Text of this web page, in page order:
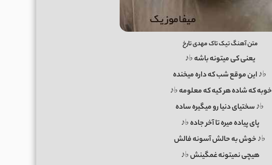
متن آهنگ تیک تاک مهدی تارخ
یعنی کی میتونه باشه ♭♪
♭♪ این موقع شب که داره میخنده
خوبه که شاده هر کیه که معلومه ♭♪
♭♪ سختیای دنیا رو میگیره ساده
پای پیاده میره تا آخر جاده ♭♪
♭♪ خوش به حالش آسونه فالش
هیچی نمیتونه غمگینش ♭♪